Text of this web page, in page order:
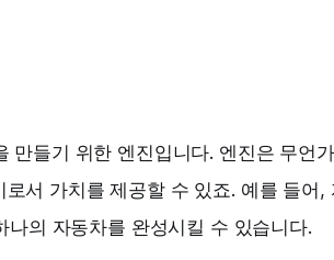
만들기 위한 엔진입니다. 엔진은 무언
서 가치를 제공할 수 있죠. 예를 들어,
의 자동차를 완성시킬 수 있습니다.